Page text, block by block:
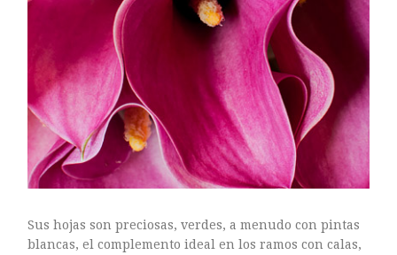
ASTILBE, EL SUEÑO DE UNA NOVIA
Astilbe, las flores que sueñan
MANOS QUE CREAN: ROSA VALLS EN FLORIPLANT
BROMELIAS, BIENVENIDAS A CASA
RANUNCULOS, FRANCESILLAS …
Sus hojas son preciosas, verdes, a menudo con pintas
blancas, el complemento ideal en los ramos con calas,